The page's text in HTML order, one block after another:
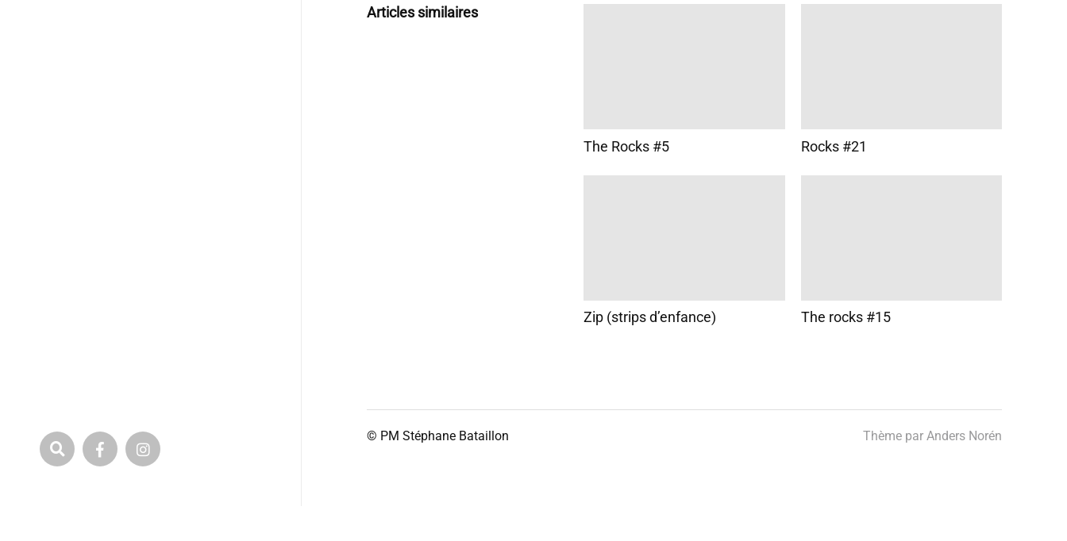
Articles similaires
The Rocks #5 Rocks #21
Zip (strips d’enfance) The rocks #15
© PM Stéphane Bataillon Thème par Anders Norén